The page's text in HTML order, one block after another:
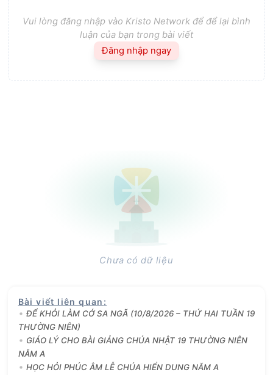
Vui lòng đăng nhập vào Kristo Network để để lại bình
luận của bạn trong bài viết
Đăng nhập ngay
Chưa có dữ liệu
Bài viết liên quan :
ĐỂ KHỎI LÀM CỚ SA NGÃ (10/8/2026 – THỨ HAI TUẦN 19
THƯỜNG NIÊN)
GIÁO LÝ CHO BÀI GIẢNG CHÚA NHẬT 19 THƯỜNG NIÊN
NĂM A
HỌC HỎI PHÚC ÂM LỄ CHÚA HIỂN DUNG NĂM A